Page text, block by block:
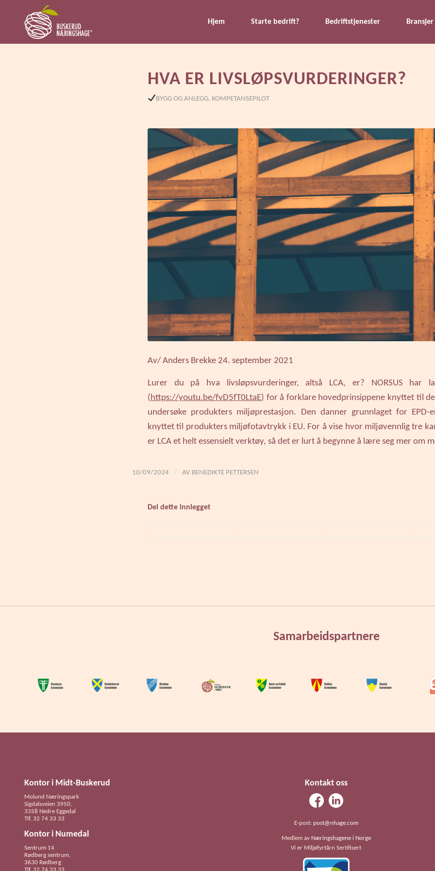
Hjem Starte bedrift? Bedriftstjenester Bransjer
HVA ER LIVSLØPSVURDERINGER?
BYGG OG ANLEGG, KOMPETANSEPILOT
Av/ Anders Brekke 24. september 2021
Lurer du på hva livsløpsvurderinger, altså LCA, er? NORSUS har
(https://youtu.be/fvD5fT0LtaE) for å forklare hovedprinsippene knyttet til
undersøke produkters miljøprestasjon. Den danner grunnlaget for EPD-
knyttet til produkters miljøfotavtrykk i EU. For å vise hvor miljøvennlig tre
er LCA et helt essensielt verktøy, så det er lurt å begynne å lære seg mer om
10/09/2024 / AV BENEDIKTE PETTERSEN
Del dette innlegget
Samarbeidspartnere
Kontor i Midt-Buskerud
Molund Næringspark
Sigdalsveien 3950,
3358 Nedre Eggedal
Tlf. 32 74 33 33
Kontor i Numedal
Sentrum 14
Rødberg sentrum,
3630 Rødberg
Kontakt oss
E-post: post@nhage.com
Medlem av Næringshagene i Norge
Vi er Miljøfyrtårn Sertifisert